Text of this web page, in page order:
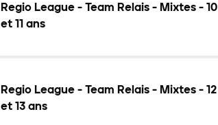
Regio League - Team Relais - Mixtes - 10
et 11 ans
Regio League - Team Relais - Mixtes - 12
et 13 ans